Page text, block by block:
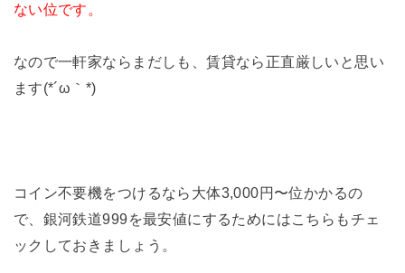
ない位です。
なので一軒家ならまだしも、賃貸なら正直厳しいと思い
ます(*´ω｀*)
コイン不要機をつけるなら大体3,000円〜位かかるの
で、銀河鉄道999を最安値にするためにはこちらもチェ
ックしておきましょう。